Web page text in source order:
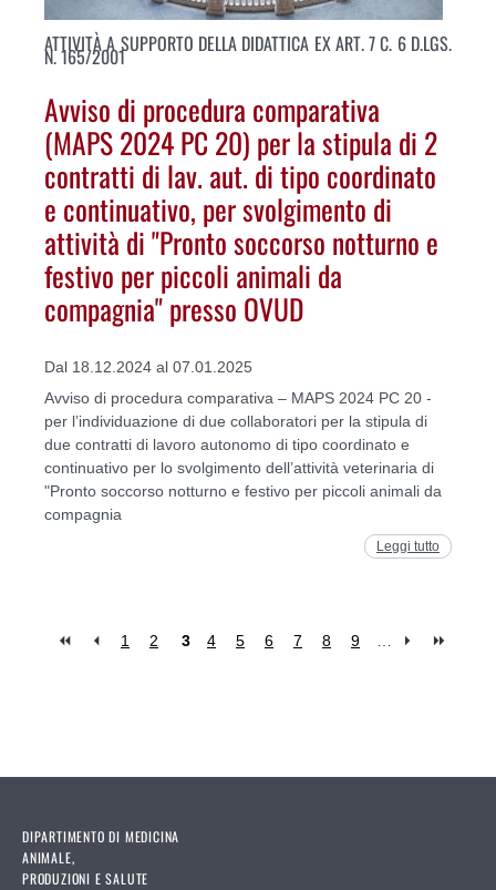
ATTIVITÀ A SUPPORTO DELLA DIDATTICA EX ART. 7 C. 6 D.LGS.
N. 165/2001
Avviso di procedura comparativa
(MAPS 2024 PC 20) per la stipula di 2
contratti di lav. aut. di tipo coordinato
e continuativo, per svolgimento di
attività di "Pronto soccorso notturno e
festivo per piccoli animali da
compagnia" presso OVUD
Dal 18.12.2024 al 07.01.2025
Avviso di procedura comparativa – MAPS 2024 PC 20 -
per l’individuazione di due collaboratori per la stipula di
due contratti di lavoro autonomo di tipo coordinato e
continuativo per lo svolgimento dell’attività veterinaria di
"Pronto soccorso notturno e festivo per piccoli animali da
compagnia
Leggi tutto
1 2 3 4 5 6 7 8 9
DIPARTIMENTO DI MEDICINA
ANIMALE,
PRODUZIONI E SALUTE